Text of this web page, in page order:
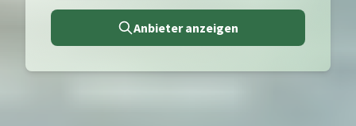
Anbieter anzeigen